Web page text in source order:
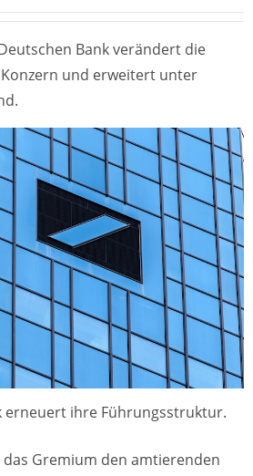
Bank verändert die
und erweitert unter
erneuert ihre Führungsstruktur.
Gremium den amtierenden